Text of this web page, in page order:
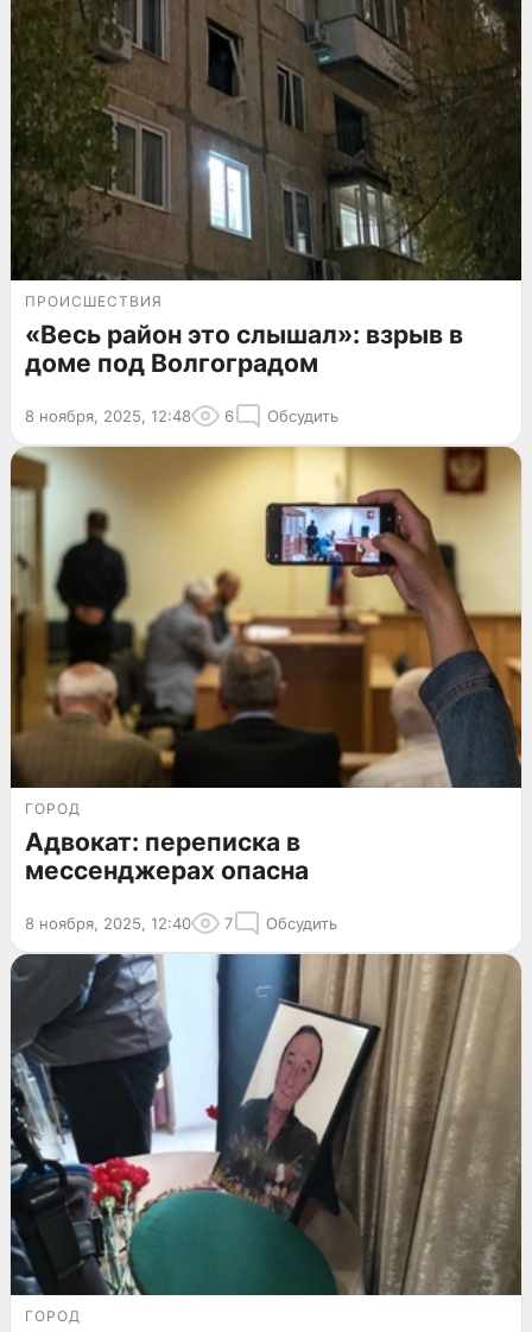
ПРОИСШЕСТВИЯ
«Весь район это слышал»: взрыв в
доме под Волгоградом
8 ноября, 2025, 12:48 6 Обсудить
ГОРОД
Адвокат: переписка в
мессенджерах опасна
8 ноября, 2025, 12:40 7 Обсудить
ГОРОД